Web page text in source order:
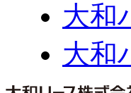
大和
大和